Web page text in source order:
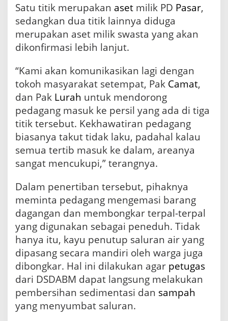
Satu titik merupakan aset milik PD Pasar,
sedangkan dua titik lainnya diduga
merupakan aset milik swasta yang akan
dikonfirmasi lebih lanjut.
“Kami akan komunikasikan lagi dengan
tokoh masyarakat setempat, Pak Camat,
dan Pak Lurah untuk mendorong
pedagang masuk ke persil yang ada di tiga
titik tersebut. Kekhawatiran pedagang
biasanya takut tidak laku, padahal kalau
semua tertib masuk ke dalam, areanya
sangat mencukupi,” terangnya.
Dalam penertiban tersebut, pihaknya
meminta pedagang mengemasi barang
dagangan dan membongkar terpal-terpal
yang digunakan sebagai peneduh. Tidak
hanya itu, kayu penutup saluran air yang
dipasang secara mandiri oleh warga juga
dibongkar. Hal ini dilakukan agar petugas
dari DSDABM dapat langsung melakukan
pembersihan sedimentasi dan sampah
yang menyumbat saluran.